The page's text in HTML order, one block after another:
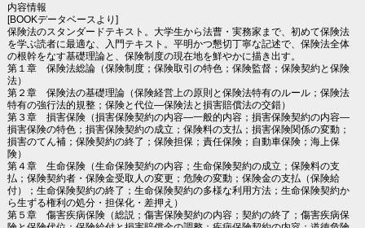
内容情報
[BOOKデータベースより]
保険法のスタンダードテキスト。大学生から法曹・実務家まで、初めて保険法
を学ぶ読者に最適な、入門テキスト。平明かつ懇切丁寧な記述で、保険法全体
の根幹をなす基礎理論と、保険制度の現在地を鮮やかに描き出す。
第１章 保険法総論（保険制度；保険取引の特色；保険監督；保険契約と保険
法）
第２章 保険法の基礎理論（保険経営上の原則と保険法特有のルール；保険法
特有の強行法的規整；保険と代位―保険法と損害賠償法の交錯）
第３章 損害保険（損害保険契約の内容―一般的内容；損害保険契約の内容―
損害保険の特色；損害保険契約の成立；保険料の支払；損害保険関係の変動；
損害のてん補；保険契約の終了；保険担保；責任保険；自動車保険；海上保
険）
第４章 生命保険（生命保険契約の内容；生命保険契約の成立；保険料の支
払；保険契約者・保険金受取人の変更；危険の変動；保険金の支払（保険給
付）；生命保険契約の終了；生命保険契約の多様な利用方法；生命保険契約か
ら生ずる権利の処分・担保化・差押え）
第５章 傷害疾病保険（総説；傷害保険契約の内容；契約の終了；傷害疾病保